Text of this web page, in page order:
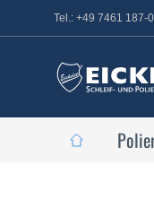
Tel.: +49 7461 187-0